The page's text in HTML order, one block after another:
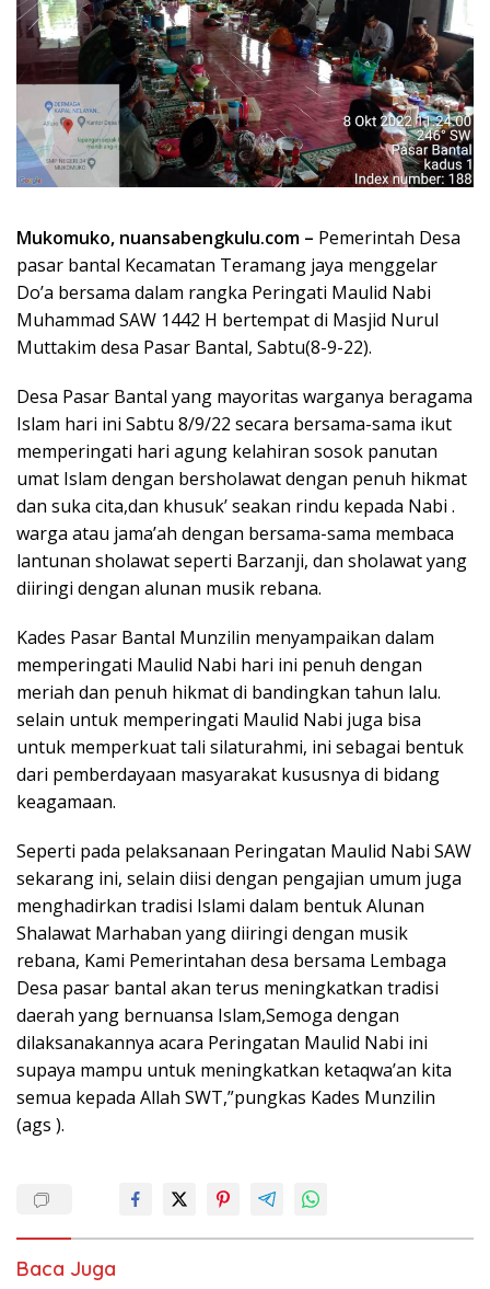
Mukomuko, nuansabengkulu.com – Pemerintah Desa
pasar bantal Kecamatan Teramang jaya menggelar
Do’a bersama dalam rangka Peringati Maulid Nabi
Muhammad SAW 1442 H bertempat di Masjid Nurul
Muttakim desa Pasar Bantal, Sabtu(8-9-22).
Desa Pasar Bantal yang mayoritas warganya beragama
Islam hari ini Sabtu 8/9/22 secara bersama-sama ikut
memperingati hari agung kelahiran sosok panutan
umat Islam dengan bersholawat dengan penuh hikmat
dan suka cita,dan khusuk’ seakan rindu kepada Nabi .
warga atau jama’ah dengan bersama-sama membaca
lantunan sholawat seperti Barzanji, dan sholawat yang
diiringi dengan alunan musik rebana.
Kades Pasar Bantal Munzilin menyampaikan dalam
memperingati Maulid Nabi hari ini penuh dengan
meriah dan penuh hikmat di bandingkan tahun lalu.
selain untuk memperingati Maulid Nabi juga bisa
untuk memperkuat tali silaturahmi, ini sebagai bentuk
dari pemberdayaan masyarakat kususnya di bidang
keagamaan.
Seperti pada pelaksanaan Peringatan Maulid Nabi SAW
sekarang ini, selain diisi dengan pengajian umum juga
menghadirkan tradisi Islami dalam bentuk Alunan
Shalawat Marhaban yang diiringi dengan musik
rebana, Kami Pemerintahan desa bersama Lembaga
Desa pasar bantal akan terus meningkatkan tradisi
daerah yang bernuansa Islam,Semoga dengan
dilaksanakannya acara Peringatan Maulid Nabi ini
supaya mampu untuk meningkatkan ketaqwa’an kita
semua kepada Allah SWT,”pungkas Kades Munzilin
(ags ).
Baca Juga